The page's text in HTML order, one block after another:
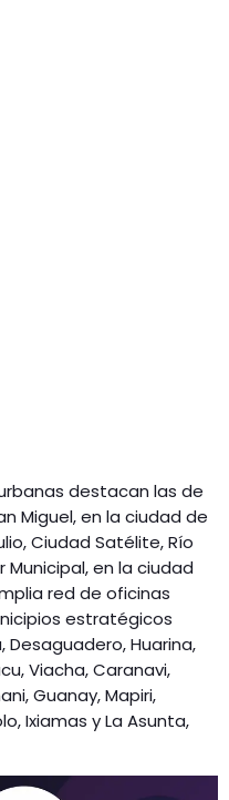
destacan las de
Miguel, en la ciudad de
Ciudad Satélite, Río
Municipal, en la ciudad
red de oficinas
estratégicos
Huarina,
Viacha, Caranavi,
Guanay, Mapiri,
Ixiamas y La Asunta,